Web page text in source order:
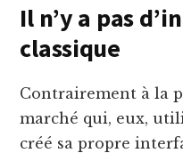
Il n’y a pas
classique
Contrairement à la
marché qui, eux,
créé sa propre